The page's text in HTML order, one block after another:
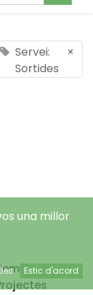
Servei:
Sortides
×
Lliure
una millor
Estic d'acord